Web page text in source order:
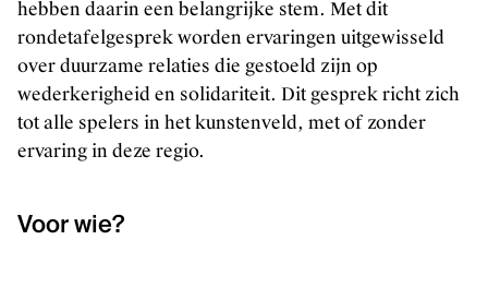
hebben daarin een belangrijke stem. Met dit
rondetafelgesprek worden ervaringen uitgewisseld
over duurzame relaties die gestoeld zijn op
wederkerigheid en solidariteit. Dit gesprek richt zich
tot alle spelers in het kunstenveld, met of zonder
ervaring in deze regio.
Voor wie?